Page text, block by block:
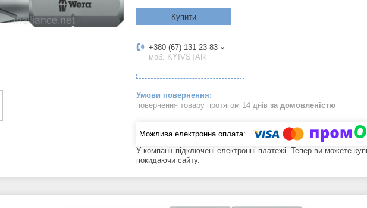
Купити
+380 (67) 131-23-83
моб. KYIVSTAR
повернення товару протягом 14 днів за домовленістю
У компанії підключені електронні платежі. Тепер ви можете
покидаючи сайту.